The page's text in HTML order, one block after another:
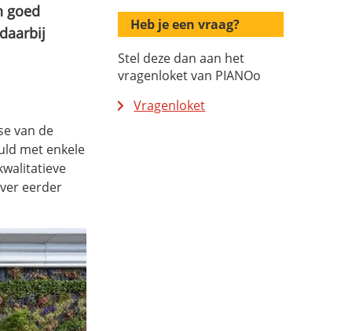
goed
van de
met enkele
eerder
Heb je een vraag?
Stel deze dan aan het
vragenloket van PIANOo
Vragenloket